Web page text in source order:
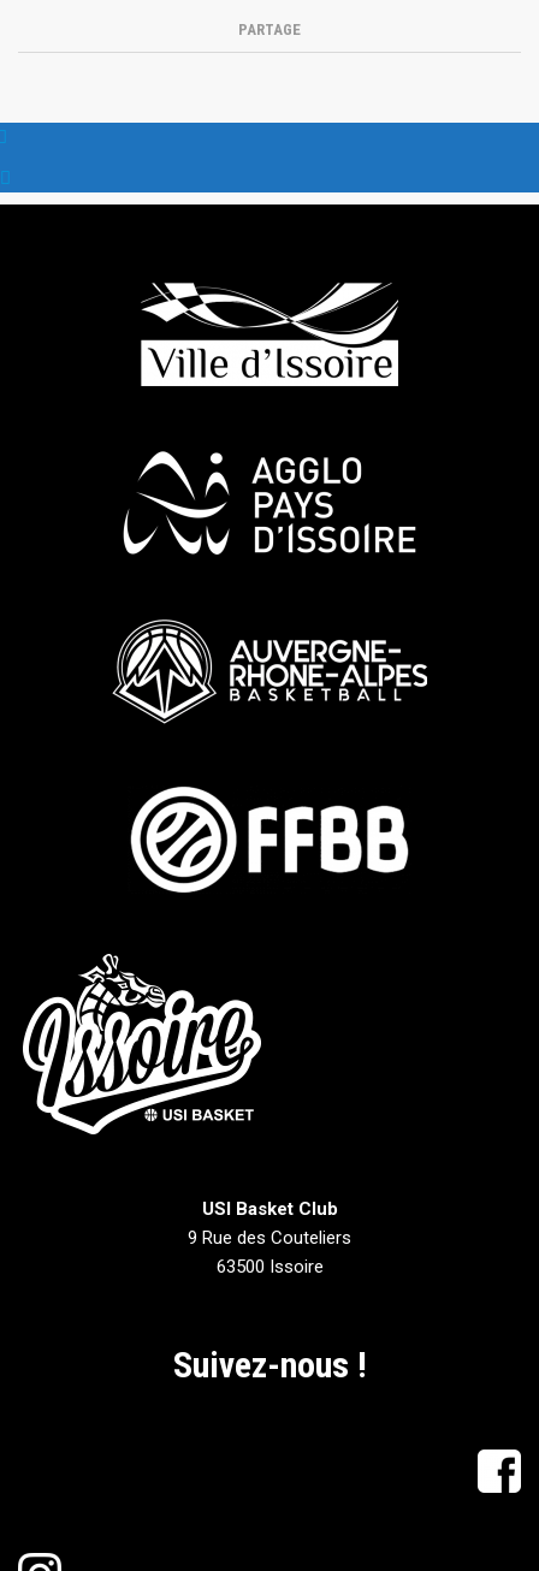
PARTAGE
USI Basket Club
9 Rue des Couteliers
63500 Issoire
Suivez-nous !